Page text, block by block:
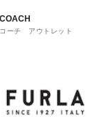
COACH
コーチ アウトレット